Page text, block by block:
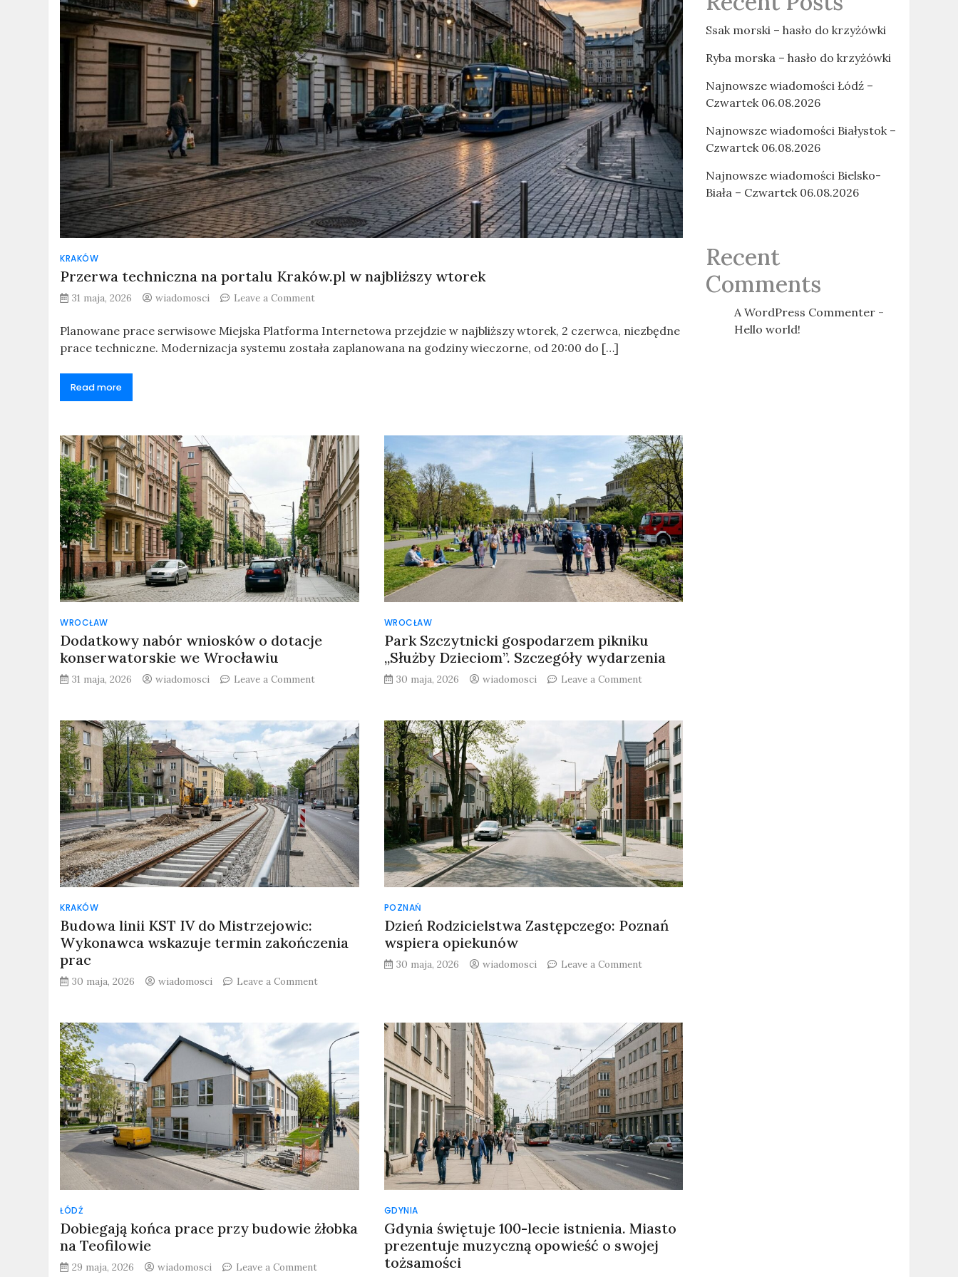
KRAKÓW
Przerwa techniczna na portalu Kraków.pl w najbliższy wtorek
31 maja, 2026 wiadomosci Leave a Commenton
techniczna
portalu
Planowane prace serwisowe Miejska Platforma Internetowa przejdzie w najbliższy wtorek, 2 czerwca, niezbędne
prace techniczne. Modernizacja systemu została zaplanowana na godziny wieczorne, od 20:00 do […]
Read more
WROCŁAW
Dodatkowy nabór wniosków o dotacje
konserwatorskie we Wrocławiu
31 maja, 2026 wiadomosci Leave a Commenton
wniosków
o
dotacje
konserwatorskie
we
Wrocławiu
WROCŁAW
Park Szczytnicki gospodarzem pikniku
„Służby Dzieciom”. Szczegóły wydarzenia
30 maja, 2026 wiadomosci Leave a Commenton
gospodarzem
pikniku
„Służby
Dzieciom”.
Szczegóły
wydarzenia
KRAKÓW
Budowa linii KST IV do Mistrzejowic:
Wykonawca wskazuje termin zakończenia
prac
30 maja, 2026 wiadomosci Leave a Commenton
KST
Mistrzejowic:
Wykonawca
wskazuje
termin
zakończenia
prac
POZNAŃ
Dzień Rodzicielstwa Zastępczego: Poznań
wspiera opiekunów
30 maja, 2026 wiadomosci Leave a Commenton
Poznań
wspiera
opiekunów
ŁÓDŹ
Dobiegają końca prace przy budowie żłobka
na Teofilowie
29 maja, 2026 wiadomosci Leave a Commenton
GDYNIA
Gdynia świętuje 100-lecie istnienia. Miasto
prezentuje muzyczną opowieść o swojej
tożsamości
Ssak morski – hasło do krzyżówki
Ryba morska – hasło do krzyżówki
Najnowsze wiadomości Łódź –
Czwartek 06.08.2026
Najnowsze wiadomości Białystok –
Czwartek 06.08.2026
Najnowsze wiadomości Bielsko-
Biała – Czwartek 06.08.2026
Recent
Comments
A WordPress Commenter-
Hello world!